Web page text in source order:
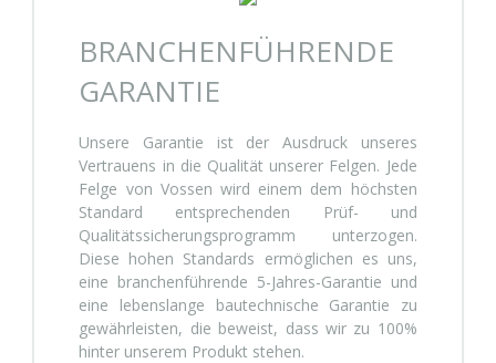
BRANCHENFÜHRENDE
GARANTIE
Unsere Garantie ist der Ausdruck unseres
Vertrauens in die Qualität unserer Felgen. Jede
Felge von Vossen wird einem dem höchsten
Standard entsprechenden Prüf- und
Qualitätssicherungsprogramm unterzogen.
Diese hohen Standards ermöglichen es uns,
eine branchenführende 5-Jahres-Garantie und
eine lebenslange bautechnische Garantie zu
gewährleisten, die beweist, dass wir zu 100%
hinter unserem Produkt stehen.